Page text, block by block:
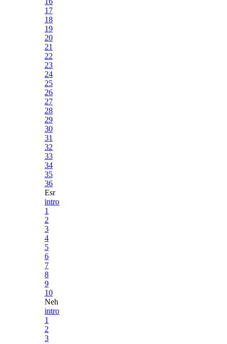
17
18
19
20
21
22
23
24
25
26
27
28
29
30
31
32
33
34
35
36
Esr
intro
1
2
3
4
5
6
7
8
9
10
Neh
intro
1
2
3